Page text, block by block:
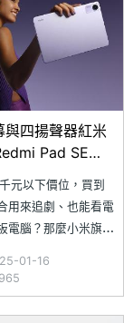
提供長效續航，讓旅
。​究竟 Redm
與四揚聲器紅米
Pad SE通
元以下價位，買到
用來追劇、也能看電
電腦？那麼小米旗下
門首選！除了配有
大螢幕外，它還搭
聲揚聲器與
01-16